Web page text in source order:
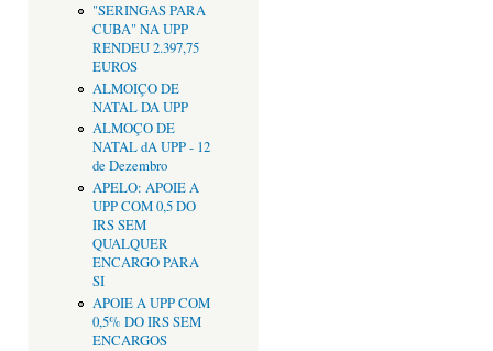
"SERINGAS PARA
CUBA" NA UPP
RENDEU 2.397,75
EUROS
ALMOIÇO DE
NATAL DA UPP
ALMOÇO DE
NATAL dA UPP - 12
de Dezembro
APELO: APOIE A
UPP COM 0,5 DO
IRS SEM
QUALQUER
ENCARGO PARA
SI
APOIE A UPP COM
0,5% DO IRS SEM
ENCARGOS